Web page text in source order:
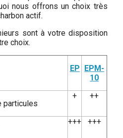
nous offrons un choix très
actif.
sont à votre disposition
choix.
EP EPM-
10
particules
+ ++
+++ +++